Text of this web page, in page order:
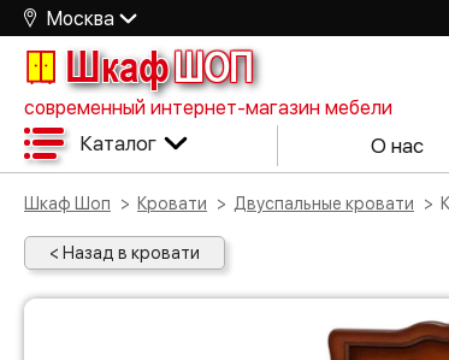
Москва
ШкафШОП
современный интернет-магазин мебели
Каталог О нас
Шкаф Шоп Кровати Двуспальные кровати
< Назад в кровати